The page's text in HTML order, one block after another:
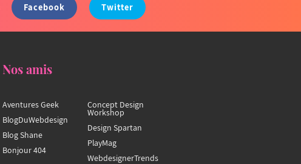
Facebook Twitter
Nos amis
Aventures Geek
BlogDuWebdesign
Blog Shane
Bonjour 404
Concept Design
Workshop
Design Spartan
PlayMag
WebdesignerTrends